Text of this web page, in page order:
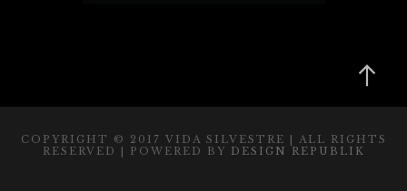
COPYRIGHT © 2017 VIDA SILVESTRE | ALL RIGHTS
RESERVED | POWERED BY DESIGN REPUBLIK